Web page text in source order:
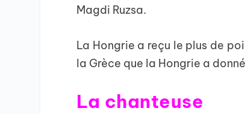
Magdi Ruzsa.
La Hongrie a reçu le plus de
la Grèce que la Hongrie a
La chanteuse